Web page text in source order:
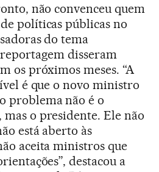
não convenceu quem
políticas públicas no
do tema
disseram
os próximos meses. “A
é que o novo ministro
problema não é o
o presidente. Ele não
está aberto às
aceita ministros que
destacou a